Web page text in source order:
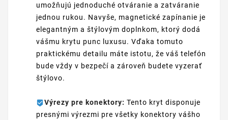
umožňujú jednoduché otváranie a zatváranie
jednou rukou. Navyše, magnetické zapínanie je
elegantným a štýlovým doplnkom, ktorý dodá
vášmu krytu punc luxusu. Vďaka tomuto
praktickému detailu máte istotu, že váš telefón
bude vždy v bezpečí a zároveň budete vyzerať
štýlovo.
Výrezy pre konektory: Tento kryt disponuje
presnými výrezmi pre všetky konektory vášho